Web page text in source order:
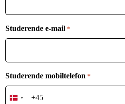
Studerende e-mail *
Studerende mobiltelefon *
D